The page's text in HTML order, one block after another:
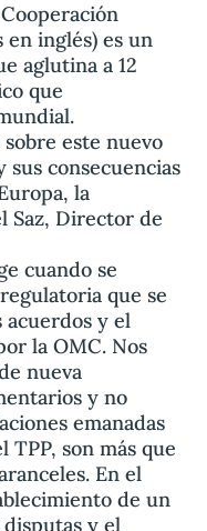
en inglés) es un
aglutina a 12
que
este nuevo
sus consecuencias
la
Saz, Director de
cuando se
que se
acuerdos y el
la OMC. Nos
nueva
y no
emanadas
TPP, son más que
En el
de un
y el